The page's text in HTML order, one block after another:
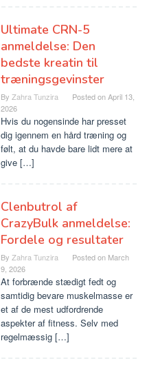
Ultimate CRN-5
anmeldelse: Den
bedste kreatin til
træningsgevinster
By Zahra Tunzira Posted onApril 13,
2026
Hvis du nogensinde har presset
dig igennem en hård træning og
følt, at du havde bare lidt mere at
give […]
Clenbutrol af
CrazyBulk anmeldelse:
Fordele og resultater
By Zahra Tunzira Posted on March
9, 2026
At forbrænde stædigt fedt og
samtidig bevare muskelmasse er
et af de mest udfordrende
aspekter af fitness. Selv med
regelmæssig […]